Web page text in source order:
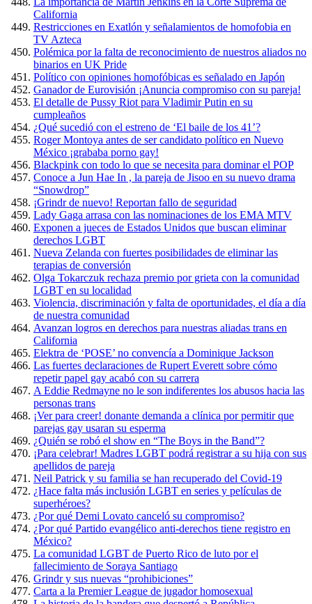
California
Restricciones en Exatlón y señalamientos de homofobia en
TV Azteca
Polémica por la falta de reconocimiento de nuestros aliados no
binarios en UK Pride
Político con opiniones homofóbicas es señalado en Japón
Ganador de Eurovisión ¡Anuncia compromiso con su pareja!
El detalle de Pussy Riot para Vladimir Putin en su
cumpleaños
¿Qué sucedió con el estreno de ‘El baile de los 41’?
Roger Montoya antes de ser candidato político en Nuevo
México ¡grababa porno gay!
Blackpink con todo lo que se necesita para dominar el POP
Conoce a Jun Hae In , la pareja de Jisoo en su nuevo drama
“Snowdrop”
¡Grindr de nuevo! Reportan fallo de seguridad
Lady Gaga arrasa con las nominaciones de los EMA MTV
Exponen a jueces de Estados Unidos que buscan eliminar
derechos LGBT
Nueva Zelanda con fuertes posibilidades de eliminar las
terapias de conversión
Olga Tokarczuk rechaza premio por grieta con la comunidad
LGBT en su localidad
Violencia, discriminación y falta de oportunidades, el día a día
de nuestra comunidad
Avanzan logros en derechos para nuestras aliadas trans en
California
Elektra de ‘POSE’ no convencía a Dominique Jackson
Las fuertes declaraciones de Rupert Everett sobre cómo
repetir papel gay acabó con su carrera
A Eddie Redmayne no le son indiferentes los abusos hacia las
personas trans
¡Ver para creer! donante demanda a clínica por permitir que
parejas gay usaran su esperma
¿Quién se robó el show en “The Boys in the Band”?
¡Para celebrar! Madres LGBT podrá registrar a su hija con sus
apellidos de pareja
Neil Patrick y su familia se han recuperado del Covid-19
¿Hace falta más inclusión LGBT en series y películas de
superhéroes?
¿Por qué Demi Lovato canceló su compromiso?
¿Por qué Partido evangélico anti-derechos tiene registro en
México?
La comunidad LGBT de Puerto Rico de luto por el
fallecimiento de Soraya Santiago
Grindr y sus nuevas “prohibiciones”
Carta a la Premier League de jugador homosexual